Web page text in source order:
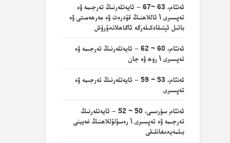
ئەنئام، 63 ~67 – ئايەتلەرنىڭ تەرجىمە ۋە
تەپسىرى \ ئاللاھنىڭ قۇدرەت ۋە مەرھەمىتى ۋە
باتىل ئېتىقادكىلەرگە ئاگاھلاندۇرۇش
ئەنئام، 60 ~ 62 – ئايەتلەرنىڭ تەرجىمە ۋە
تەپسىرى \ روھ ۋە جان
ئەنئام، 53 ~ 59 – ئايەتلەرنىڭ تەرجىمە ۋە
تەپسىرى
ئەنئام سۈرىسى، 50 ~ 52 – ئايەتلەرنىڭ
تەرجىمە ۋە تەپسىرى \ رەسۇلۇللاھنىڭ غەيبنى
بىلمەيدىغانلىقى